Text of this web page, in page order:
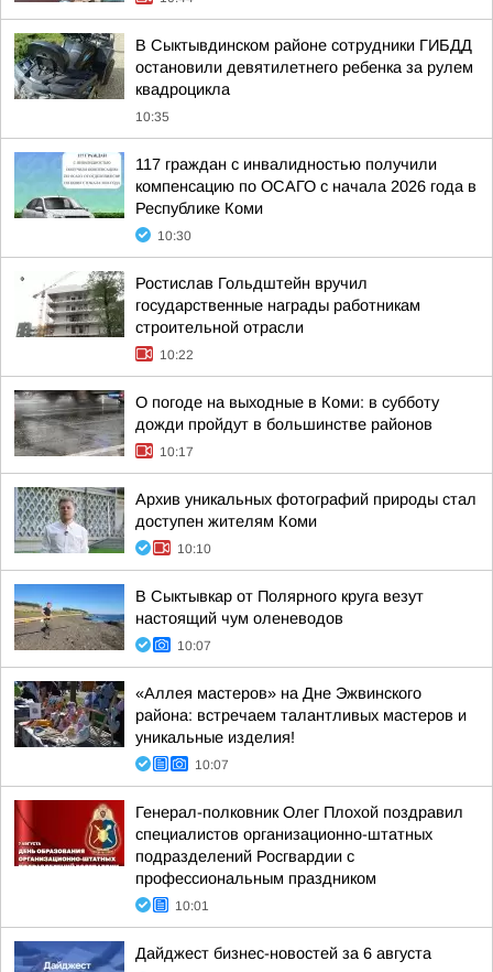
В Сыктывдинском районе сотрудники ГИБДД
остановили девятилетнего ребенка за рулем
квадроцикла
10:35
117 граждан с инвалидностью получили
компенсацию по ОСАГО с начала 2026 года в
Республике Коми
10:30
Ростислав Гольдштейн вручил
государственные награды работникам
строительной отрасли
10:22
О погоде на выходные в Коми: в субботу
дожди пройдут в большинстве районов
10:17
Архив уникальных фотографий природы стал
доступен жителям Коми
10:10
В Сыктывкар от Полярного круга везут
настоящий чум оленеводов
10:07
«Аллея мастеров» на Дне Эжвинского
района: встречаем талантливых мастеров и
уникальные изделия!
10:07
Генерал-полковник Олег Плохой поздравил
специалистов организационно-штатных
подразделений Росгвардии с
профессиональным праздником
10:01
Дайджест бизнес-новостей за 6 августа